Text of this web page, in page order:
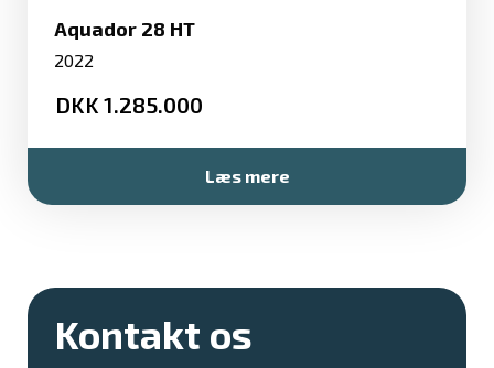
Aquador 28 HT
2022
1.285.000
Læs mere
Kontakt os